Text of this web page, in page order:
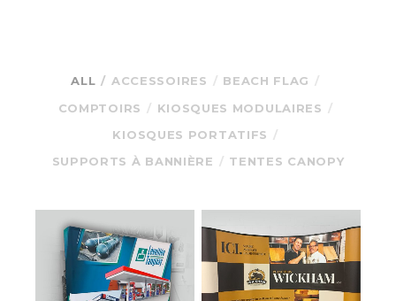
ALL ACCESSOIRES
BEACH FLAG
COMPTOIRS
KIOSQUES MODULAIRES
KIOSQUES PORTATIFS
SUPPORTS À BANNIÈRE
TENTES CANOPY